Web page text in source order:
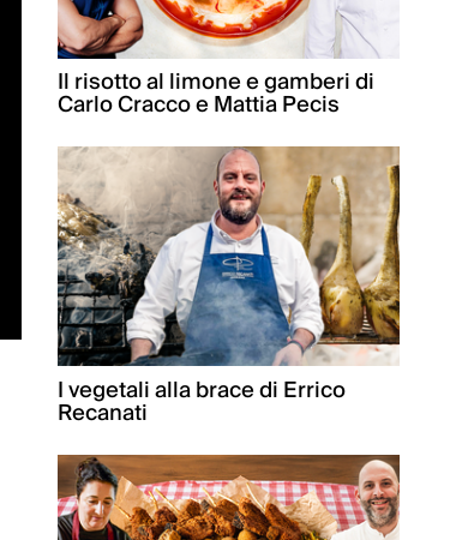
Il risotto al limone e gamberi di
Carlo Cracco e Mattia Pecis
I vegetali alla brace di Errico
Recanati